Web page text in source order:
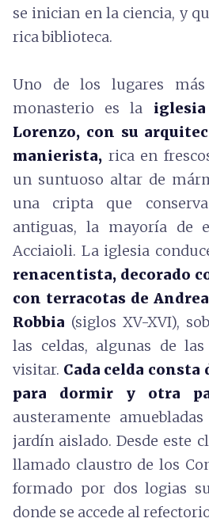
se inician en la ciencia, y
rica biblioteca.
Uno de los lugares
monasterio es la
Lorenzo, con su
manierista, rica en
un suntuoso altar de
una cripta que
antiguas, la mayoría de
Acciaioli. La iglesia
renacentista, decorado
con terracotas de
Robbia (siglos XV-XVI),
las celdas, algunas de
visitar. Cada celda
para dormir y otra
austeramente
jardín aislado. Desde este
llamado claustro de los
formado por dos logias
donde se accede al